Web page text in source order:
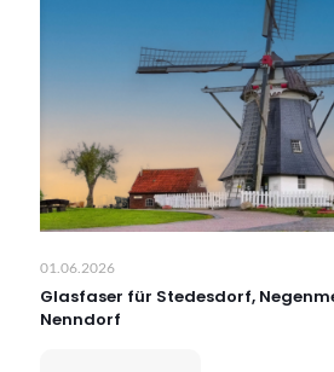
01.06.2026
Glasfaser für Stedesdorf,
Nenndorf